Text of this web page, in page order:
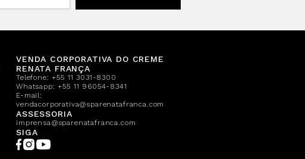
VENDA CORPORATIVA DO CREME
RENATA FRANÇA
Telefone:+55 11 3031-8300
Whatsapp:+55 11 96054-8341
E-mail:
vendacorporativa@sparenatafranca.com
ASSESSORIA
imprensa@sparenatafranca.com
SIGA